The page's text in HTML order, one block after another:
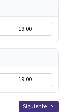
19:00
19:00
Siguiente